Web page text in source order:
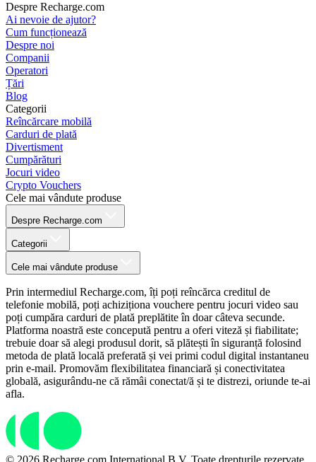
Despre Recharge.com
Ai nevoie de ajutor?
Cum funcționează
Despre noi
Companii
Operatori
Țări
Blog
Categorii
Reîncărcare mobilă
Carduri de plată
Divertisment
Cumpărături
Jocuri video
Crypto Vouchers
Cele mai vândute produse
Despre Recharge.com
Categorii
Cele mai vândute produse
Prin intermediul Recharge.com, îți poți reîncărca creditul de
telefonie mobilă, poți achiziționa vouchere pentru jocuri video sau
poți cumpăra carduri de plată preplătite în doar câteva secunde.
Platforma noastră este concepută pentru a oferi viteză și fiabilitate;
trebuie doar să alegi produsul dorit, să plătești în siguranță folosind
metoda de plată locală preferată și vei primi codul digital instantaneu
prin e-mail. Promovăm flexibilitatea financiară și conectivitatea
globală, asigurându-ne că rămâi conectat/ă și te distrezi, oriunde te-ai
afla.